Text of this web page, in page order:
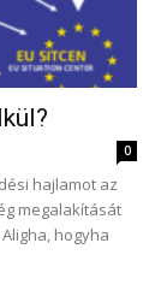
0
hajlamot az
megalakítását
hogyha